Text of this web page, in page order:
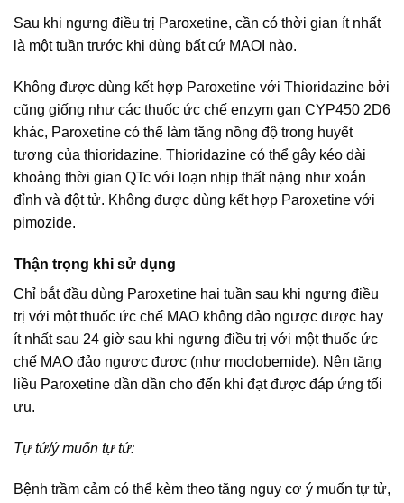
Sau khi ngưng điều trị Paroxetine, cần có thời gian ít nhất
là một tuần trước khi dùng bất cứ MAOI nào.
Không được dùng kết hợp Paroxetine với Thioridazine bởi
cũng giống như các thuốc ức chế enzym gan CYP450 2D6
khác, Paroxetine có thể làm tăng nồng độ trong huyết
tương của thioridazine. Thioridazine có thể gây kéo dài
khoảng thời gian QTc với loạn nhịp thất nặng như xoắn
đỉnh và đột tử. Không được dùng kết hợp Paroxetine với
pimozide.
Thận trọng khi sử dụng
Chỉ bắt đầu dùng Paroxetine hai tuần sau khi ngưng điều
trị với một thuốc ức chế MAO không đảo ngược được hay
ít nhất sau 24 giờ sau khi ngưng điều trị với một thuốc ức
chế MAO đảo ngược được (như moclobemide). Nên tăng
liều Paroxetine dần dần cho đến khi đạt được đáp ứng tối
ưu.
Tự tử/ý muốn tự tử:
Bệnh trầm cảm có thể kèm theo tăng nguy cơ ý muốn tự tử,